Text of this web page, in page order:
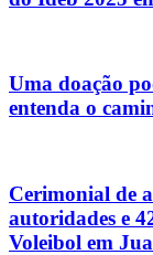
Uma doação
entenda o
Cerimonial de
autoridades e
Voleibol em